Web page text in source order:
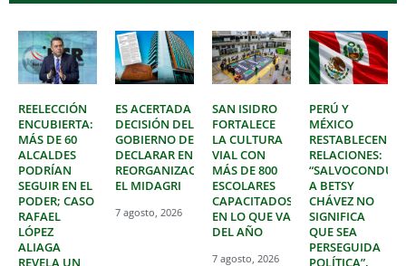
REELECCIÓN
ENCUBIERTA:
MÁS DE 60
ALCALDES
PODRÍAN
SEGUIR EN EL
PODER; CASO
RAFAEL
LÓPEZ
ALIAGA
REVELA UN
ES ACERTADA
DECISIÓN DEL
GOBIERNO DE
DECLARAR EN
REORGANIZACIÓN
EL MIDAGRI
7 agosto, 2026
SAN ISIDRO
FORTALECE
LA CULTURA
VIAL CON
MÁS DE 800
ESCOLARES
CAPACITADOS
EN LO QUE VA
DEL AÑO
7 agosto, 2026
PERÚ Y
MÉXICO
RESTABLECEN
RELACIONES:
A BETSY
CHÁVEZ NO
SIGNIFICA
QUE SEA
PERSEGUIDA
POLÍTICA”,